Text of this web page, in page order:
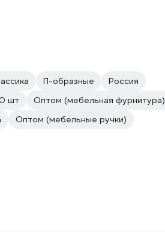
П-образные
Россия
шт
Оптом (мебельная фурнитура)
Оптом (мебельные ручки)